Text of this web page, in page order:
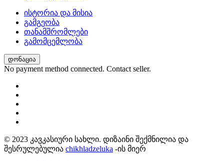
ისტორია და მისია
გამგეობა
თანამშრომლები
გამომცემლობა
დონაცია
No payment method connected. Contact seller.
© 2023 კავკასიური სახლი. დიზაინი შექმნილია და
შესრულებულია chikhladzeluka -ის მიერ